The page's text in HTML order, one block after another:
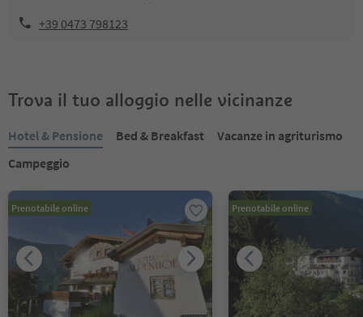
+39 0473 798123
Trova il tuo alloggio nelle vicinanze
Hotel & Pensione Bed & Breakfast
Vacanze in agriturismo
Campeggio
Prenotabile online Prenotabile online